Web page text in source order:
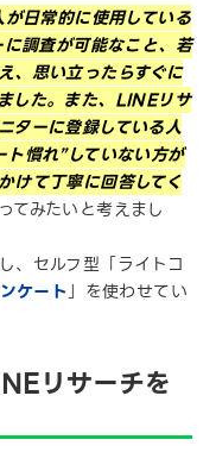
日常的に使用している
調査が可能なこと、若
、思い立ったらすぐに
した。また、LINEリサ
ターに登録している人
慣れ”していない方が
けて丁寧に回答してく
てみたいと考えまし
、セルフ型「ライトコ
ケート」を使わせてい
リサーチを